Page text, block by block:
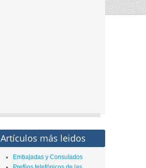
Artículos más leidos
Embajadas y Consulados